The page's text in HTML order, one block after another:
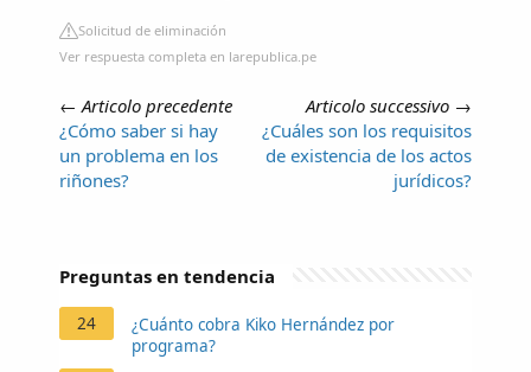
Solicitud de eliminación
Ver respuesta completa en larepublica.pe
← Articolo precedente
¿Cómo saber si hay
un problema en los
riñones?
Articolo successivo →
¿Cuáles son los requisitos
de existencia de los actos
jurídicos?
Preguntas en tendencia
24
¿Cuánto cobra Kiko Hernández por
programa?